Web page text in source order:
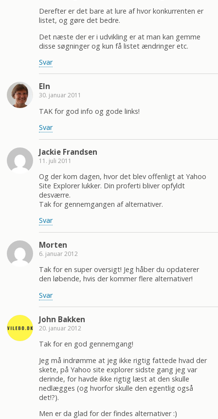
Derefter er det bare at lure af hvor konkurrenten er
listet, og gøre det bedre.
Det næste der er i udvikling er at man kan gemme
disse søgninger og kun få listet ændringer etc.
Svar
Eln
30. januar 2011
TAK for god info og gode links!
Svar
Jackie Frandsen
11. juli 2011
Og der kom dagen, hvor det blev offenligt at Yahoo
Site Explorer lukker. Din proferti bliver opfyldt
desværre.
Tak for gennemgangen af alternativer.
Svar
Morten
6. januar 2012
Tak for en super oversigt! Jeg håber du opdaterer
den løbende, hvis der kommer flere alternativer!
Svar
John Bakken
20. januar 2012
Tak for en god gennemgang!
Jeg må indrømme at jeg ikke rigtig fattede hvad der
skete, på Yahoo site explorer sidste gang jeg var
derinde, for havde ikke rigtig læst at den skulle
nedlægges (og hvorfor skulle den egentlig også
det!?).
Men er da glad for der findes alternativer :)